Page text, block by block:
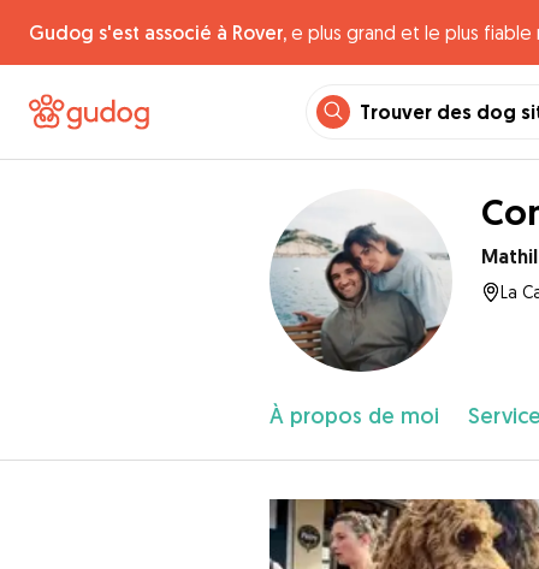
Gudog s'est associé à Rover, e plus grand et le plus
Trouver des dog
La
À propos de moi